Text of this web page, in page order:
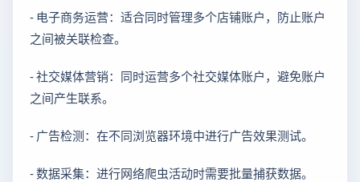
- 电子商务运营：适合同时管理多个店铺账户，防止账户
之间被关联检查。
- 社交媒体营销：同时运营多个社交媒体账户，避免账户
之间产生联系。
- 广告检测：在不同浏览器环境中进行广告效果测试。
- 数据采集：进行网络爬虫活动时需要批量捕获数据。